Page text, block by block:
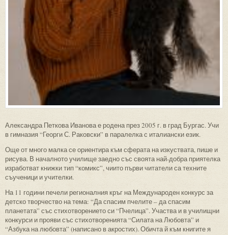
Александра Петкова Иванова е родена през 2005 г. в град Бургас. Учи
в гимназия “Георги С. Раковски” в паралелка с италиански език.
Още от много малка се ориентира към сферата на изкуствата, пише и
рисува. В началното училище заедно със своята най-добра приятелка
изработват книжки тип “комикс”, чиито първи читатели са техните
съученици и учителки.
На 11 години печели регионалния кръг на Международен конкурс за
детско творчество на тема: “Да спасим пчелите – да спасим
планетата” със стихотворението си “Пчелица”. Участва и в училищни
конкурси и прояви със стихотворенията “Силата на Любовта” и
“Азбука на любовта” (написано в акростих). Обичта й към книгите я